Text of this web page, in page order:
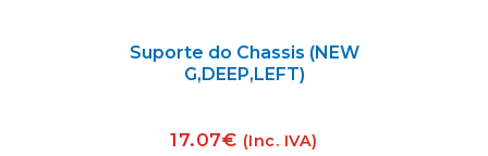
Suporte do Chassis (NEW
G,DEEP,LEFT)
17.07€ (Inc. IVA)